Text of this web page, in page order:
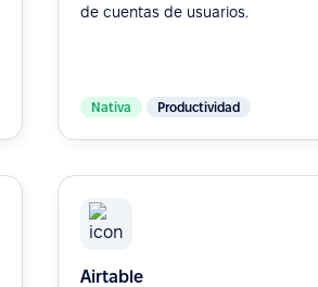
de cuentas de usuarios.
Nativa Productividad
Airtable